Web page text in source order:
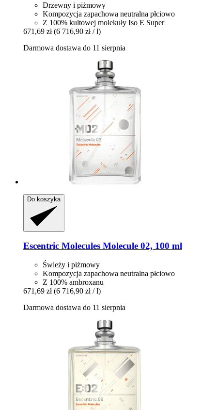
Drzewny i piżmowy
Kompozycja zapachowa neutralna płciowo
Z 100% kultowej molekuły Iso E Super
671,69 zł (6 716,90 zł / l)
Darmowa dostawa do 11 sierpnia
Do koszyka
Escentric Molecules Molecule 02, 100 ml
Świeży i piżmowy
Kompozycja zapachowa neutralna płciowo
Z 100% ambroxanu
671,69 zł (6 716,90 zł / l)
Darmowa dostawa do 11 sierpnia